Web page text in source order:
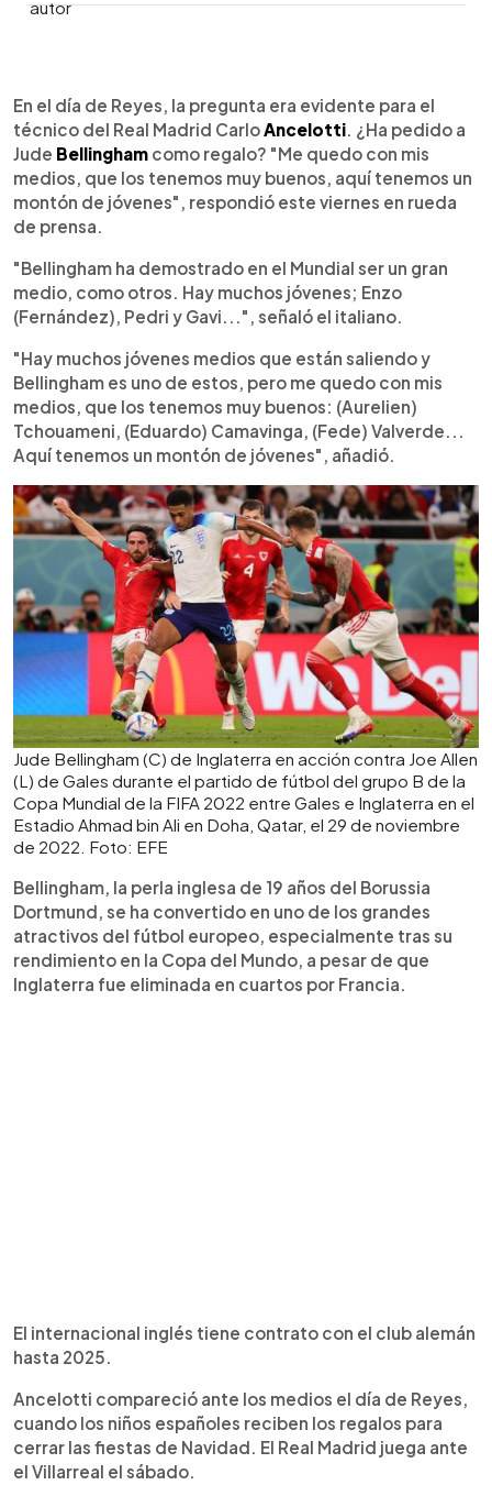
► Escuchar artículo
En el día de Reyes, la pregunta era evidente para el
técnico del Real Madrid CarloAncelotti. ¿Ha pedido a
Jude Bellingham como regalo? "Me quedo con mis
medios, que los tenemos muy buenos, aquí tenemos un
montón de jóvenes", respondió este viernes en rueda
de prensa.
"Bellingham ha demostrado en el Mundial ser un gran
medio, como otros. Hay muchos jóvenes; Enzo
(Fernández), Pedri y Gavi...", señaló el italiano.
"Hay muchos jóvenes medios que están saliendo y
Bellingham es uno de estos, pero me quedo con mis
medios, que los tenemos muy buenos: (Aurelien)
Tchouameni, (Eduardo) Camavinga, (Fede) Valverde...
Aquí tenemos un montón de jóvenes", añadió.
Jude Bellingham (C) de Inglaterra en acción contra Joe Allen
(L) de Gales durante el partido de fútbol del grupo B de la
Copa Mundial de la FIFA 2022 entre Gales e Inglaterra en el
Estadio Ahmad bin Ali en Doha, Qatar, el 29 de noviembre
de 2022. Foto: EFE
Bellingham, la perla inglesa de 19 años del Borussia
Dortmund, se ha convertido en uno de los grandes
atractivos del fútbol europeo, especialmente tras su
rendimiento en la Copa del Mundo, a pesar de que
Inglaterra fue eliminada en cuartos por Francia.
El internacional inglés tiene contrato con el club alemán
hasta 2025.
Ancelotti compareció ante los medios el día de Reyes,
cuando los niños españoles reciben los regalos para
cerrar las fiestas de Navidad. El Real Madrid juega ante
el Villarreal el sábado.